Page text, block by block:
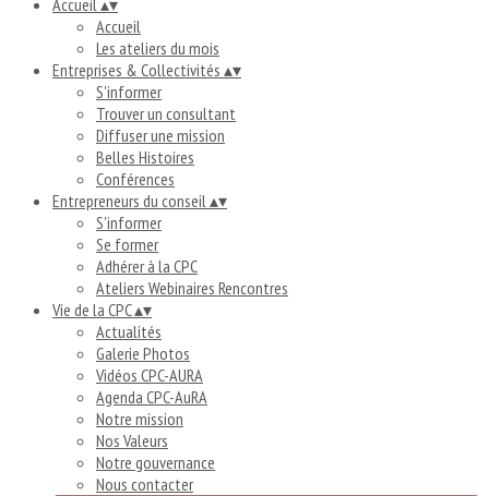
Accueil▴▾
Accueil
Les ateliers du mois
Entreprises & Collectivités ▴▾
S'informer
Trouver un consultant
Diffuser une mission
Belles Histoires
Conférences
Entrepreneurs du conseil▴▾
S'informer
Se former
Adhérer à la CPC
Ateliers Webinaires Rencontres
Vie de la CPC▴▾
Actualités
Galerie Photos
Vidéos CPC-AURA
Agenda CPC-AuRA
Notre mission
Nos Valeurs
Notre gouvernance
Nous contacter